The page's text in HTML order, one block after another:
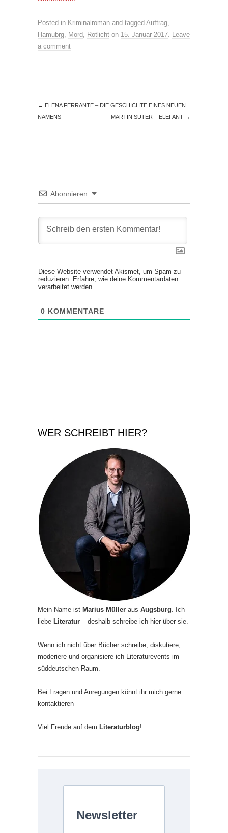
Posted in Kriminalroman and tagged Auftrag,
Hamubrg, Mord, Rotlicht on 15. Januar 2017. Leave
a comment
← ELENA FERRANTE – DIE GESCHICHTE EINES NEUEN
NAMENS
MARTIN SUTER – ELEFANT →
Abonnieren
Diese Website verwendet Akismet, um Spam zu
reduzieren. Erfahre, wie deine Kommentardaten
verarbeitet werden.
0 KOMMENTARE
WER SCHREIBT HIER?
Mein Name ist Marius Müller aus Augsburg. Ich
liebe Literatur – deshalb schreibe ich hier über sie.
Wenn ich nicht über Bücher schreibe, diskutiere,
moderiere und organisiere ich Literaturevents im
süddeutschen Raum.
Bei Fragen und Anregungen könnt ihr mich gerne
kontaktieren
Viel Freude auf dem Literaturblog!
Newsletter